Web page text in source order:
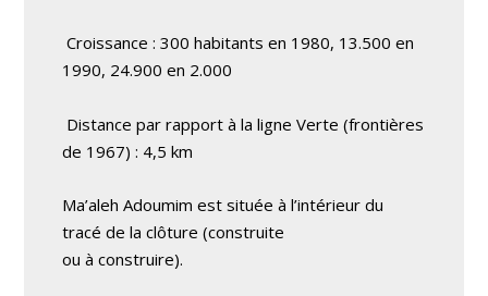
Croissance : 300 habitants en 1980, 13.500 en
1990, 24.900 en 2.000
Distance par rapport à la ligne Verte (frontières
de 1967) : 4,5 km
Ma’aleh Adoumim est située à l’intérieur du
tracé de la clôture (construite
ou à construire).